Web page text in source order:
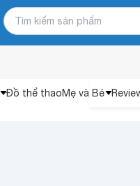
Đồ thể thaoMẹ và Bé